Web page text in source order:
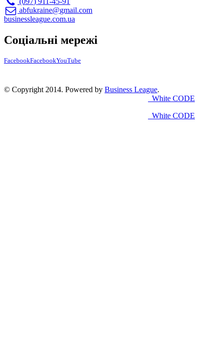
abfukraine@gmail.com
businessleague.com.ua
Соціальні мережі
FacebookFacebookYouTube
© Copyright 2014. Powered by Business League.
White CODE
White CODE